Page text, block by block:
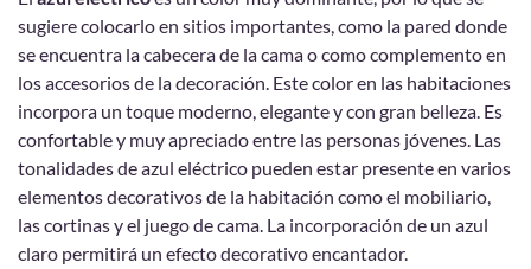
sugiere colocarlo en sitios importantes, como la pared donde
se encuentra la cabecera de la cama o como complemento en
los accesorios de la decoración. Este color en las habitaciones
incorpora un toque moderno, elegante y con gran belleza. Es
confortable y muy apreciado entre las personas jóvenes. Las
tonalidades de azul eléctrico pueden estar presente en varios
elementos decorativos de la habitación como el mobiliario,
las cortinas y el juego de cama. La incorporación de un azul
claro permitirá un efecto decorativo encantador.